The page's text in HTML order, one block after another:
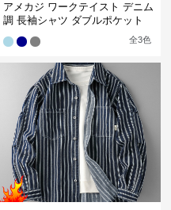
アメカジ ワークテイスト デニム
調 長袖シャツ ダブルポケット
全3色